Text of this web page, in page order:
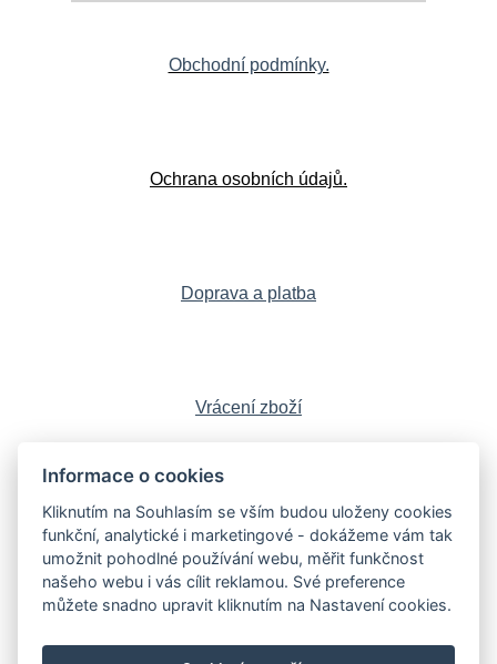
Obchodní podmínky.
Ochrana osobních údajů.
Doprava a platba
Vrácení zboží
Sledujte nás: Facebook, Instagram,
YouTube, LinkedIn
Informace o cookies
Kliknutím na Souhlasím se vším budou uloženy cookies
funkční, analytické i marketingové - dokážeme vám tak
umožnit pohodlné používání webu, měřit funkčnost
našeho webu i vás cílit reklamou. Své preference
můžete snadno upravit kliknutím na Nastavení cookies.